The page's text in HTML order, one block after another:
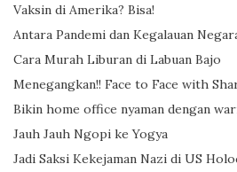
Vaksin di Amerika? Bisa!
Antara Pandemi dan Kegalauan
Cara Murah Liburan di Labuan Bajo
Menegangkan!! Face to Face with
Bikin home office nyaman dengan
Jauh Jauh Ngopi ke Yogya
Jadi Saksi Kekejaman Nazi di US